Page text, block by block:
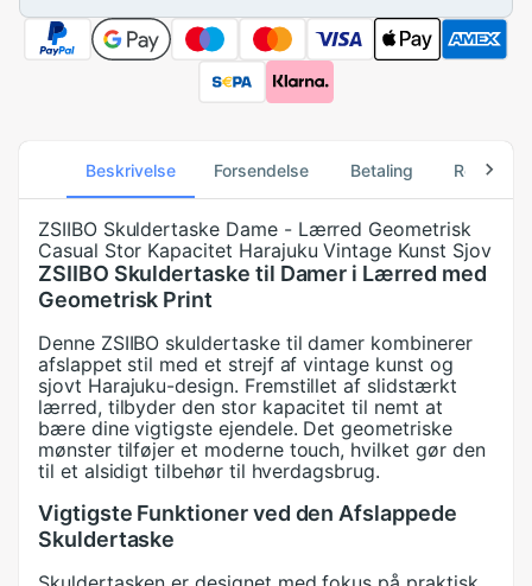
Beskrivelse Forsendelse Betaling
ZSIIBO Skuldertaske Dame - Lærred Geometrisk
Casual Stor Kapacitet Harajuku Vintage Kunst Sjov
ZSIIBO Skuldertaske til Damer i Lærred med
Geometrisk Print
Denne ZSIIBO skuldertaske til damer kombinerer
afslappet stil med et strejf af vintage kunst og
sjovt Harajuku-design. Fremstillet af slidstærkt
lærred, tilbyder den stor kapacitet til nemt at
bære dine vigtigste ejendele. Det geometriske
mønster tilføjer et moderne touch, hvilket gør den
til et alsidigt tilbehør til hverdagsbrug.
Vigtigste Funktioner ved den Afslappede
Skuldertaske